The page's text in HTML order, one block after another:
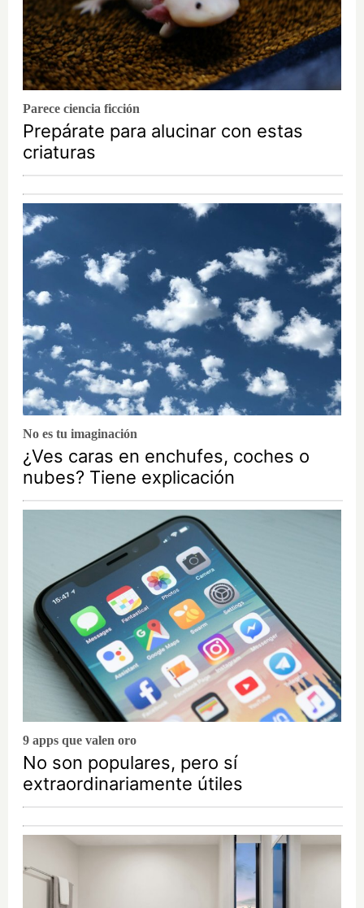
Parece ciencia ficción
Prepárate para alucinar con estas
criaturas
No es tu imaginación
¿Ves caras en enchufes, coches o
nubes? Tiene explicación
9 apps que valen oro
No son populares, pero sí
extraordinariamente útiles